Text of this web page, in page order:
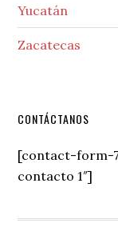
Yucatán
Zacatecas
Secondary
Sidebar
CONTÁCTANOS
[contact-form-7
contacto 1″]